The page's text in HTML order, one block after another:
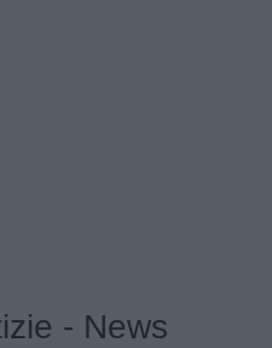
- News